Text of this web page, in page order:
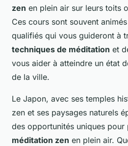
zen en plein air sur leurs toits
Ces cours sont souvent
qualifiés qui vous guideront à
techniques de méditation et
vous aider à atteindre un état
de la ville.
Le Japon, avec ses temples
zen et ses paysages naturels
des opportunités uniques pour
méditation zen en plein air.